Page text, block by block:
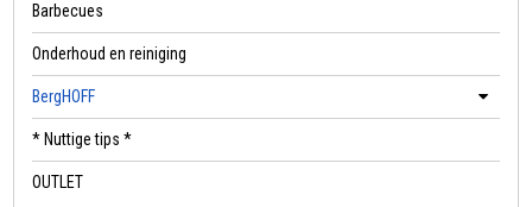
Barbecues
Onderhoud en reiniging
BergHOFF
* Nuttige tips *
OUTLET